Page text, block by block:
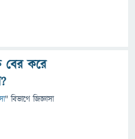
বের করে
" বিভাগে জিজ্ঞাসা